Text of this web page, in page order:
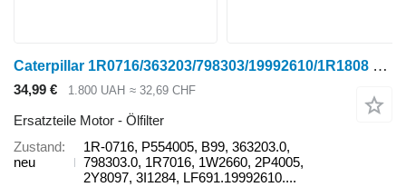
Caterpillar 1R0716/363203/798303/19992610/1R1808 1R-0716 Ölfilter für Claas LEXION Mähdrescher
34,99 € 1.800 UAH ≈ 32,69 CHF
Ersatzteile Motor - Ölfilter
Zustand
neu
1R-0716, P554005, B99, 363203.0,
798303.0, 1R7016, 1W2660, 2P4005,
2Y8097, 3I1284, LF691.19992610....